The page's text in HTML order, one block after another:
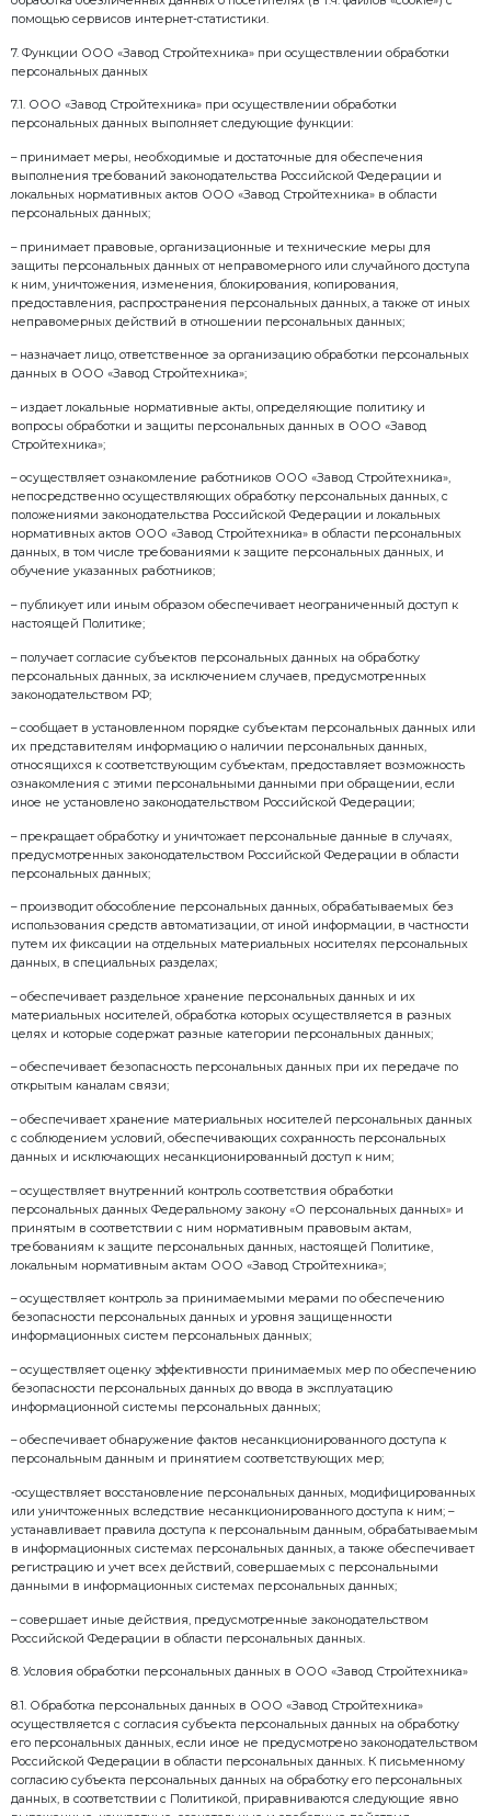
контрагентов, тендерных процедур, заключение и
– обработки входящей и исходящей
обращений, жалоб, рекламаций;
– обеспечения оптимальной работы веб-сайтов,
их оптимизации под потребности пользователей;
содержащимся на веб-сайте;
– информирования о товарах, услугах, специальных
рассылок и уведомлений, направляемых по
сообщений), а также посредством использования
(программ обмена сообщениями с помощью
– предоставление эффективной клиентской
– исполнения судебных актов, актов других
подлежащих исполнению в соответствии с
Федерации об исполнительном производстве;
– в иных законных целях.
5. Категории обрабатываемых персональных
персональных данных
5.1. В ООО «Завод Стройтехника» обрабатываются и
персональные данные следующих категорий
данных:
– работники оператора, бывшие работники,
вакантных должностей, а также родственники
– клиенты (заказчики) и контрагенты оператора
-представители/работники клиентов (заказчиков) и
оператора (юридических лиц);
– посетители сайта; – другие субъекты
обеспечения реализации целей обработки,
Политики).
5.2. Содержание и объем обрабатываемых
определяются целями их обработки,
Политики, и указываются в согласии субъекта
обработку его персональных данных, за
обработка персональных данных может
такого согласия.
5.3. Обработка специальных категорий
расовой, национальной принадлежности,
религиозных или философских убеждений,
«Завод Стройтехника» не осуществляется.
5.4. Обработка биометрических персональных
«Завод Стройтехника» осуществляется только при
письменной форме субъекта персональных данных.
биометрических персональных данных работника
видеоматериалы, касающиеся непосредственно
имеющие место быть в Обществе.
персональных данных для распространения,
«Завод Стройтехника» на основании согласия
данных на распространение с соблюдением
персональных данных запретов и условий на